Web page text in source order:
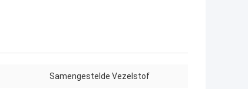
Samengestelde Vezelstof